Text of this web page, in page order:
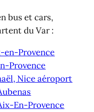
bus et cars,
du Var :
en-Provence
Provence
Nice aéroport
En-Provence